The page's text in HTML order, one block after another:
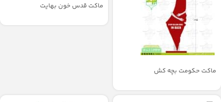
ماکت حکومت بچه کش
ماکت قدس خون بهایت